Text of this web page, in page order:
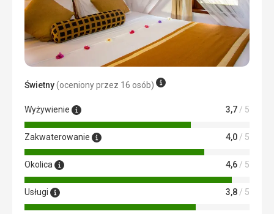
Świetny(oceniony przez 16 osób)
Wyżywienie 3,7 / 5
Zakwaterowanie 4,0 / 5
Okolica 4,6 / 5
Usługi 3,8 / 5